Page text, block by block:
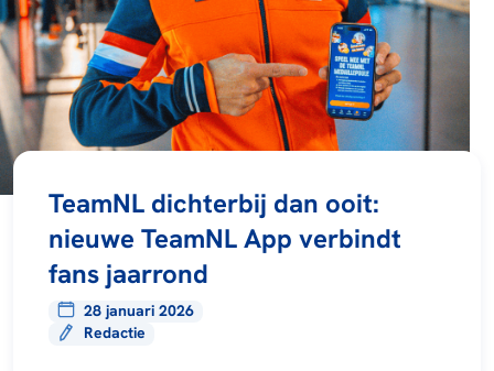
TeamNL dichterbij dan ooit:
nieuwe TeamNL App verbindt
fans jaarrond
28 januari 2026
Redactie